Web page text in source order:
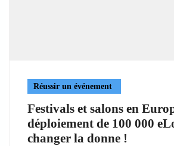
Réussir un événement
Festivals et salons en
déploiement de 100 000
changer la donne !